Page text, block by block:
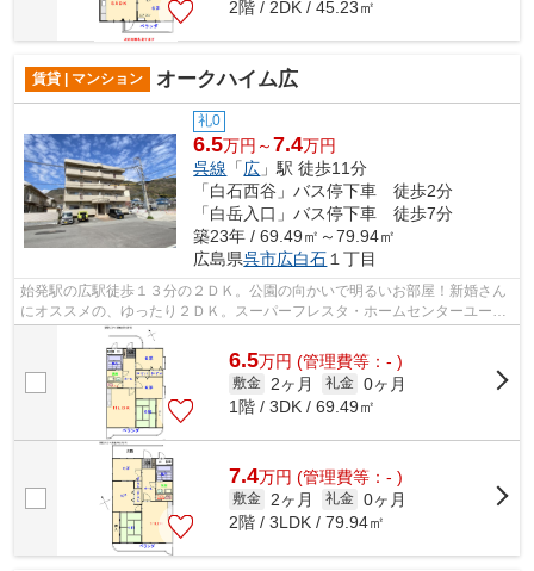
2階 / 2DK / 45.23㎡
賃貸 | マンション オークハイム広
礼0
6.5万円～7.4万円
呉線 「広 」駅 徒歩11分
「白石西谷」バス停下車 徒歩2分
「白岳入口」バス停下車 徒歩7分
築23年 / 69.49㎡～79.94㎡
広島県呉市広白石１丁目
始発駅の広駅徒歩１３分の２ＤＫ。公園の向かいで明るいお部屋！新婚さん
にオススメの、ゆったり２ＤＫ。スーパーフレスタ・ホームセンターユーホ
ー徒歩３分で、会社帰りも買い物して...
6.5万円 (管理費等：- )
敷金 2ヶ月 礼金 0ヶ月
1階 / 3DK / 69.49㎡
7.4万円 (管理費等：- )
敷金 2ヶ月 礼金 0ヶ月
2階 / 3LDK / 79.94㎡